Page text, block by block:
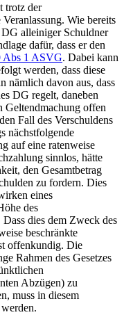
trotz der
Wie bereits
alleiniger Schuldner
dafür, dass er den
Abs 1 ASVG. Dabei kann
werden, dass diese
nämlich davon aus, dass
DG regelt, daneben
offen
Fall des Verschuldens
nächstfolgende
auf eine ratenweise
sinnlos, hätte
den Gesamtbetrag
zu fordern. Dies
eines
des
dies dem Zweck des
beschränkte
offenkundig. Die
Rahmen des Gesetzes
Abzügen) zu
muss in diesem